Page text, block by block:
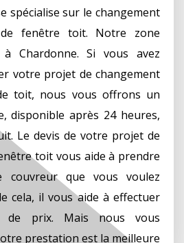
spécialise sur le changement
fenêtre toit. Notre zone
à Chardonne. Si vous avez
votre projet de changement
toit, nous vous offrons un
disponible après 24 heures,
Le devis de votre projet de
toit vous aide à prendre
couvreur que vous voulez
cela, il vous aide à effectuer
de prix. Mais nous vous
prestation est la meilleure